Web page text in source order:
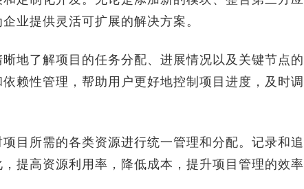
业提供灵活可扩展的解决方案。
了解项目的任务分配、进展情况以及关键节点的
赖性管理，帮助用户更好地控制项目进度，及时调
所需的各类资源进行统一管理和分配。记录和追
提高资源利用率，降低成本，提升项目管理的效率